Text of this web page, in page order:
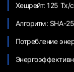
Хешрейт: 125 Тх/
Алгоритм: SHA-
Потребление